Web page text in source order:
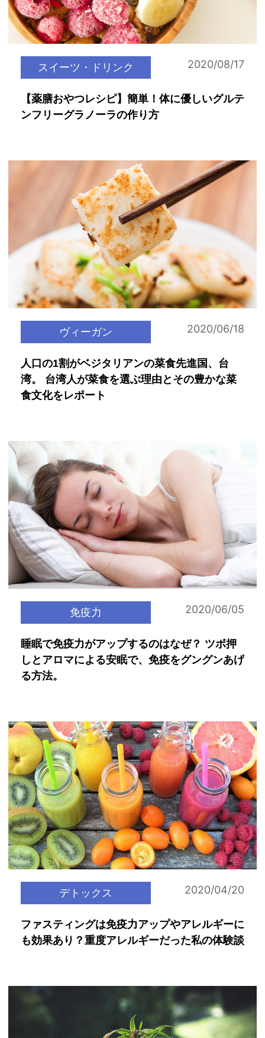
スイーツ・ドリンク 2020/08/17
【薬膳おやつレシピ】簡単！体に優しいグルテ
ンフリーグラノーラの作り方
ヴィーガン 2020/06/18
人口の1割がベジタリアンの菜食先進国、台
湾。 台湾人が菜食を選ぶ理由とその豊かな菜
食文化をレポート
免疫力 2020/06/05
睡眠で免疫力がアップするのはなぜ？ ツボ押
しとアロマによる安眠で、免疫をグングンあげ
る方法。
デトックス 2020/04/20
ファスティングは免疫力アップやアレルギーに
も効果あり？重度アレルギーだった私の体験談